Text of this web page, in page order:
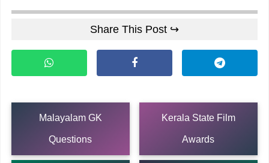
Share This Post ↪
Malayalam GK
Questions
Kerala State Film
Awards